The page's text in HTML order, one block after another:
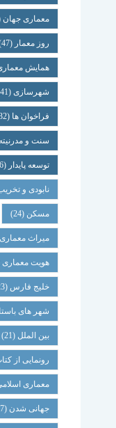
معماری جهان
روز معمار (47)
همایش
شهرسازی(41)
فراخوان ها (32)
سنت و مدرنیته
توسعه پایدار (26)
نابودی و
مسکن (24)
میراث معماری
هویت معماری
خلیج فارس (23)
شهر های
بین الملل (21)
رونمایی از
معماری
جهانی شدن (17)